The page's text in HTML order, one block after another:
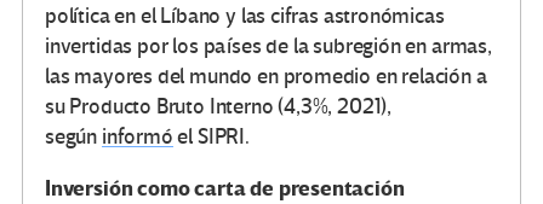
política en el Líbano y las cifras astronómicas
invertidas por los países de la subregión en armas,
las mayores del mundo en promedio en relación a
su Producto Bruto Interno (4,3%, 2021),
según informóel SIPRI.
Inversión como carta de presentación